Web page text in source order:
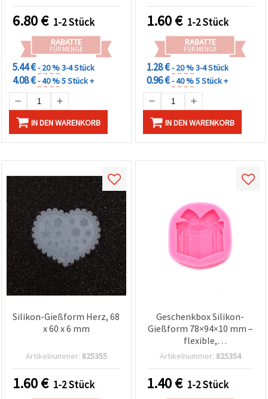
6.80€ 1-2 Stück
RABATTE
FÜR MENGE
5.44 €- 20 %3-4 Stück
4.08 €- 40 %5 Stück +
IN DEN WARENKORB
für Epoxidharz, UV-Harz,
Polymer Clay, Seife und
Kerzenwachs
1.60€ 1-2 Stück
RABATTE
FÜR MENGE
1.28 €- 20 %3-4 Stück
0.96 €- 40 %5 Stück +
IN DEN WARENKORB
Silikon-Gießform Herz, 68
x 60 x 6 mm
Artikelnummer: 825355
1.60€ 1-2 Stück
Geschenkbox Silikon-
Gießform 78×94×10 mm –
flexible,
wiederverwendbare
Epoxidharz/UV-Harz,
Seife, Wachs &
Artikelnummer: 825354
1.40€ 1-2 Stück